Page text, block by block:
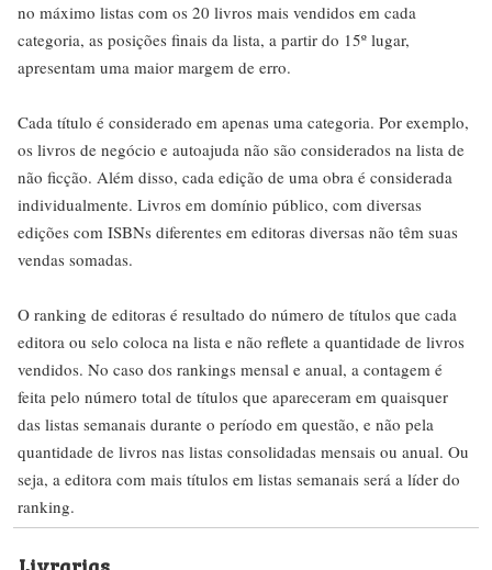
no máximo listas com os 20 livros mais vendidos em cada
categoria, as posições finais da lista, a partir do 15º lugar,
apresentam uma maior margem de erro.
Cada título é considerado em apenas uma categoria. Por exemplo,
os livros de negócio e autoajuda não são considerados na lista de
não ficção. Além disso, cada edição de uma obra é considerada
individualmente. Livros em domínio público, com diversas
edições com ISBNs diferentes em editoras diversas não têm suas
vendas somadas.
O ranking de editoras é resultado do número de títulos que cada
editora ou selo coloca na lista e não reflete a quantidade de livros
vendidos. No caso dos rankings mensal e anual, a contagem é
feita pelo número total de títulos que apareceram em quaisquer
das listas semanais durante o período em questão, e não pela
quantidade de livros nas listas consolidadas mensais ou anual. Ou
seja, a editora com mais títulos em listas semanais será a líder do
ranking.